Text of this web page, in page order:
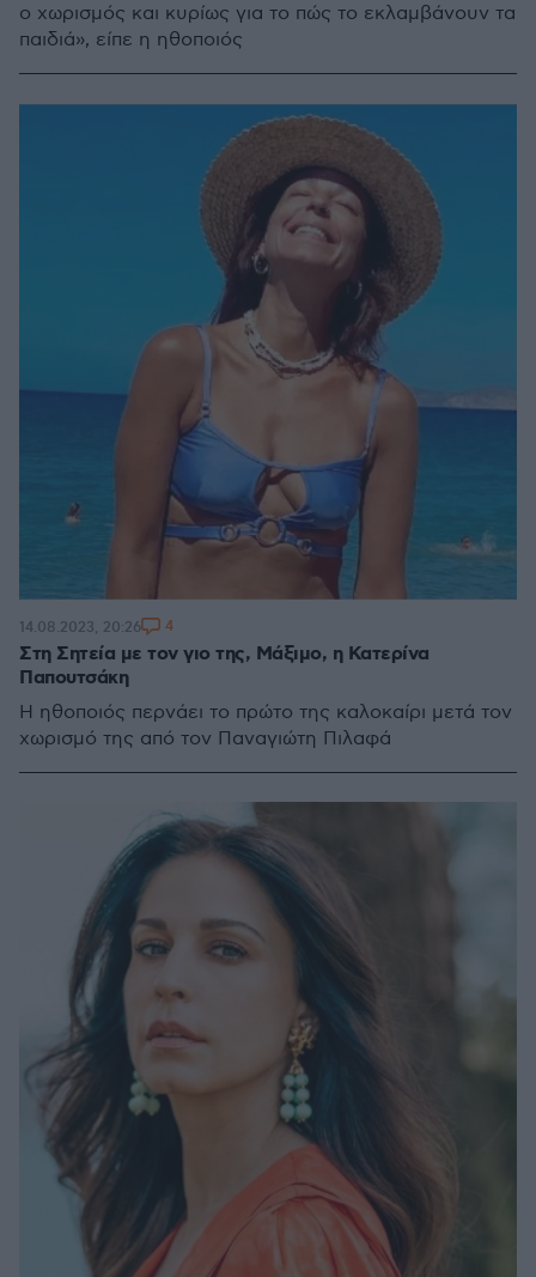
ο χωρισμός και κυρίως για το πώς το εκλαμβάνουν τα
παιδιά», είπε η ηθοποιός
Στη Σητεία με τον γιο της, Μάξιμο, η Κατερίνα
Παπουτσάκη
Η ηθοποιός περνάει το πρώτο της καλοκαίρι μετά τον
χωρισμό της από τον Παναγιώτη Πιλαφά
14.08.2023, 20:26 4